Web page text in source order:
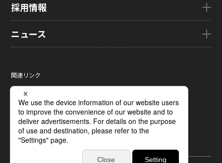
Rælclear
医療・産業・デジタルカメラ用ディスプレイ
液晶メタサーフェス反射板
X線センサー
指紋センサー
圧力分布センサー
光学式薄型イメージセンサー
ディスプレイの基礎
受託加工および研究開発サポート
環境
ガバナンス
サステナビリティ資料室
経営方針
株式・株主情報
IRカレンダー
電子公告
採用情報
新卒採用情報
人財像/人財マネジメント基本方針
会社の人財育成/若手人財育成体系
ひとめでわかるJDI
採用に関するよくあるご質問
ニュース
メディア掲載
タグ一覧
関連リンク
サイトマップ
サイトのご利用条件
個人情報保護方針
ソーシャルメディアポリシー